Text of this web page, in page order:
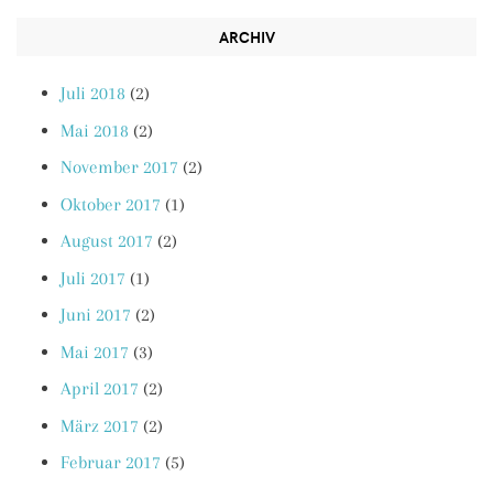
ARCHIV
Juli 2018 (2)
Mai 2018 (2)
November 2017 (2)
Oktober 2017 (1)
August 2017 (2)
Juli 2017 (1)
Juni 2017 (2)
Mai 2017 (3)
April 2017 (2)
März 2017 (2)
Februar 2017 (5)